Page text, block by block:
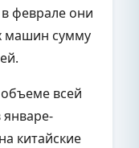
феврале они
машин сумму
всей
китайские